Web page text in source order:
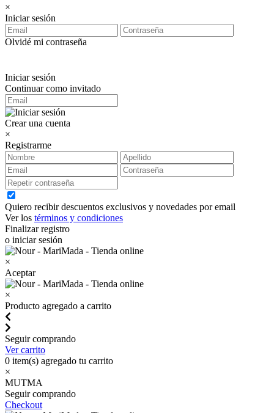
×
Iniciar sesión
Olvidé mi contraseña
Iniciar sesión
Continuar como invitado
Crear una cuenta
×
Registrarme
Quiero recibir descuentos exclusivos y novedades por email
Ver los términos y condiciones
Finalizar registro
o iniciar sesión
×
Aceptar
×
Producto agregado a carrito
Seguir comprando
Ver carrito
0 item(s) agregado tu carrito
×
MUTMA
Seguir comprando
Checkout